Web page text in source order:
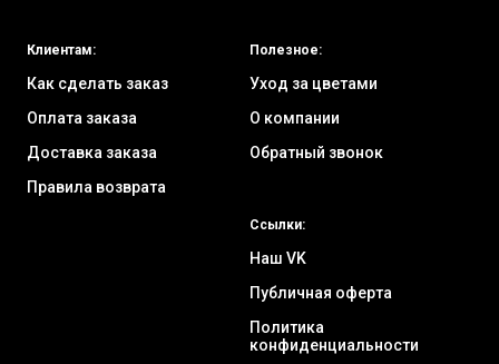
Клиентам:
Как сделать заказ
Оплата заказа
Доставка заказа
Правила возврата
Полезное:
Уход за цветами
О компании
Обратный звонок
Ссылки:
Наш VK
Публичная оферта
Политика
конфиденциальности